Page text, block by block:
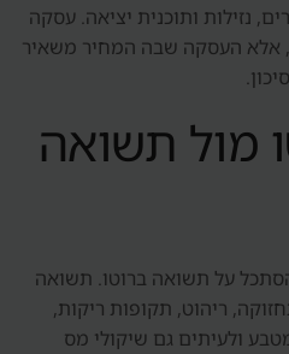
נזילות ותוכנית יציאה. עסקה
אלא העסקה שבה המחיר משאיר
מול תשואה
על תשואה ברוטו. תשואה
ריהוט, תקופות ריקות,
ולעיתים גם שיקולי מס